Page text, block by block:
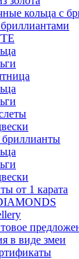
кольца с
бриллианты
от 1 карата
в виде змеи